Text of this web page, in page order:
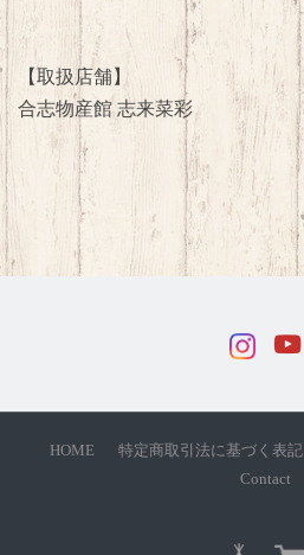
【取扱店舗】
合志物産館 志来菜彩
HOME 特定商取引法に基づく表記
Contact